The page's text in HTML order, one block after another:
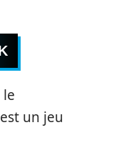
est un jeu